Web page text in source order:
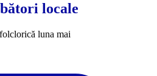
locale
luna mai